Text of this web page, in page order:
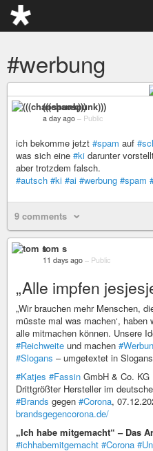
#werbung
(((chaospunk)))
a day ago – Public
ich bekomme jetzt #spam auf
was sich eine #ki darunter
aber trotzdem falsch.
#autsch #ki #ai #werbung #spam
9 comments
tom s
11 days ago – Public
„Alle impfen
„Wir brauchen mehr Menschen,
müsste mal was machen‘,
alle mitmachen können. Unsere
#Reichweite und machen
#Slogans – umgetextet in
#Katjes #Fassin GmbH & Co. KG
Drittgrößter Hersteller im
#Brands gegen #Corona,
brandsgegencorona.de/
„Ich habe mitgemacht“ – Das
#ichhabemitgemacht #Corona